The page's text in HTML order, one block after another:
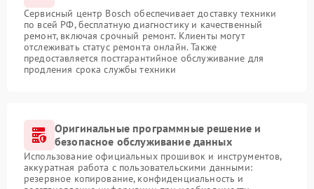
Сервисный центр Bosch обеспечивает доставку техники
по всей РФ, бесплатную диагностику и качественный
ремонт, включая срочный ремонт. Клиенты могут
отслеживать статус ремонта онлайн. Также
предоставляется постгарантийное обслуживание для
продления срока службы техники
Оригинальные программные решение и
безопасное обслуживание данных
Использование официальных прошивок и инструментов,
аккуратная работа с пользовательскими данными:
резервное копирование, конфиденциальность и